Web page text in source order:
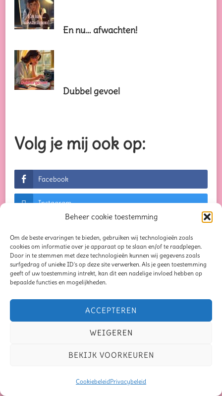
Beheer cookie toestemming
Om de beste ervaringen te bieden, gebruiken wij technologieën zoals
cookies om informatie over je apparaat op te slaan en/of te raadplegen.
Door in te stemmen met deze technologieën kunnen wij gegevens zoals
surfgedrag of unieke ID's op deze site verwerken. Als je geen toestemming
geeft of uw toestemming intrekt, kan dit een nadelige invloed hebben op
bepaalde functies en mogelijkheden.
ACCEPTEREN
WEIGEREN
BEKIJK VOORKEUREN
CookiebeleidPrivacybeleid
En nu… afwachten!
Dubbel gevoel
Volg je mij ook op:
Facebook
Instagram
© Auteursrechten 2026Creaties waar je blij van
wordt.... Alle rechten voorbehouden. Chic Lite |
gemaakt doorWordPress.
Blog
Seizoensliefde
Mindful Moments Bundel
Samen op schrijfavontuur
Verhaal van de maand
Contact